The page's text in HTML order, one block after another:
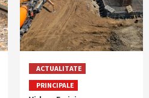
ACTUALITATE
PRINCIPALE